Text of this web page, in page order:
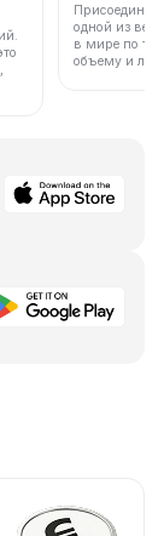
одной из
в мире по
объему и